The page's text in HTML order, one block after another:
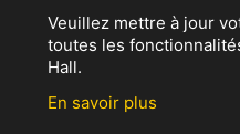
Veuillez mettre à jour
toutes les
Hall.
En savoir plus